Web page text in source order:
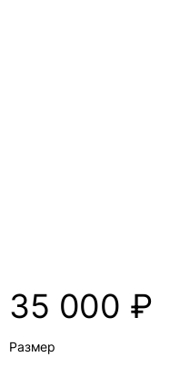
35 000 ₽
Размер